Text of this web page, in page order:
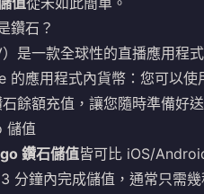
鑽石？
是一款全球性的直播應用程
的應用程式內貨幣：您可以使
餘額充值，讓您隨時準備好
儲值
鑽石儲值皆可比 iOS/
分鐘內完成儲值，通常只需